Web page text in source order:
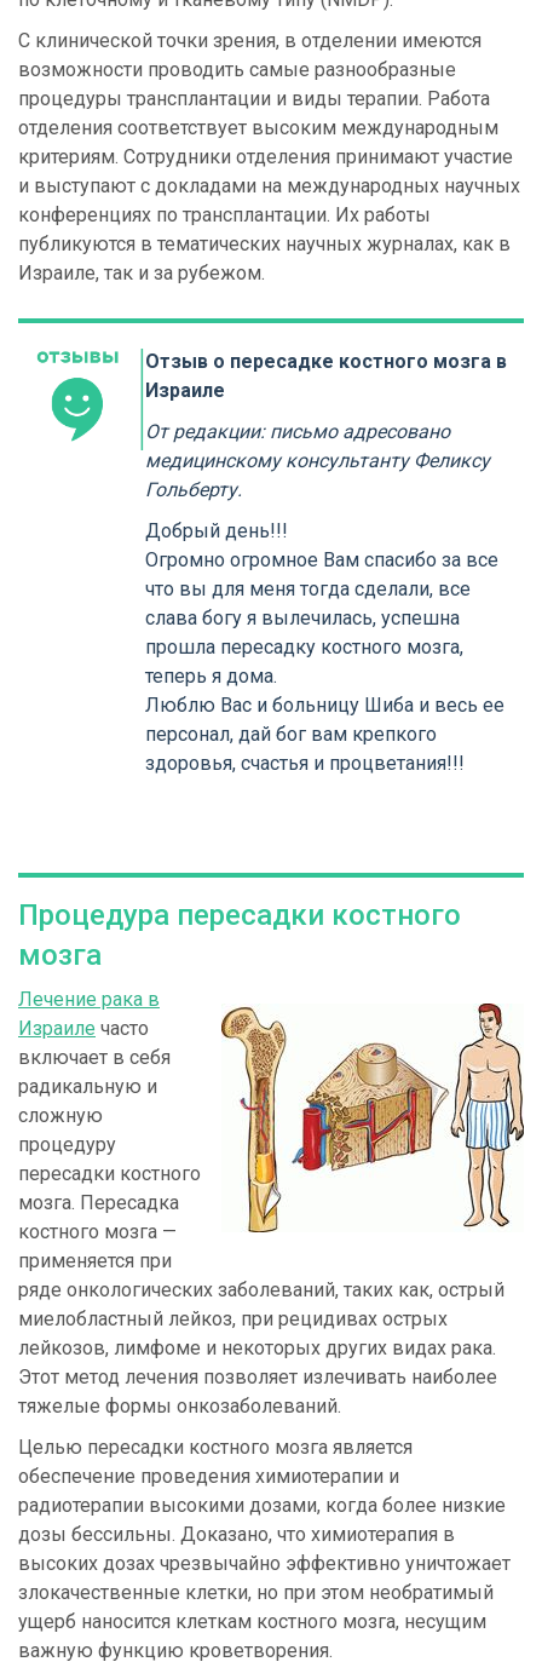
С клинической точки зрения, в отделении имеются
возможности проводить самые разнообразные
процедуры трансплантации и виды терапии. Работа
отделения соответствует высоким международным
критериям. Сотрудники отделения принимают участие
и выступают с докладами на международных научных
конференциях по трансплантации. Их работы
публикуются в тематических научных журналах, как в
Израиле, так и за рубежом.
Отзыв о пересадке костного мозга в
Израиле
От редакции: письмо адресовано
медицинскому консультанту Феликсу
Гольберту.
Добрый день!!!
Огромно огромное Вам спасибо за все
что вы для меня тогда сделали, все
слава богу я вылечилась, успешна
прошла пересадку костного мозга,
теперь я дома.
Люблю Вас и больницу Шиба и весь ее
персонал, дай бог вам крепкого
здоровья, счастья и процветания!!!
Процедура пересадки костного
мозга
Лечение рака в
Израиле часто
включает в себя
радикальную и
сложную
процедуру
пересадки костного
мозга. Пересадка
костного мозга —
применяется при
ряде онкологических заболеваний, таких как, острый
миелобластный лейкоз, при рецидивах острых
лейкозов, лимфоме и некоторых других видах рака.
Этот метод лечения позволяет излечивать наиболее
тяжелые формы онкозаболеваний.
Целью пересадки костного мозга является
обеспечение проведения химиотерапии и
радиотерапии высокими дозами, когда более низкие
дозы бессильны. Доказано, что химиотерапия в
высоких дозах чрезвычайно эффективно уничтожает
злокачественные клетки, но при этом необратимый
ущерб наносится клеткам костного мозга, несущим
важную функцию кроветворения.